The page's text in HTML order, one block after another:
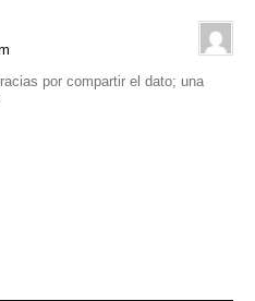
por compartir el dato; una